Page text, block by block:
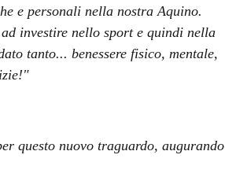
e personali nella nostra Aquino.
investire nello sport e quindi nella
tanto... benessere fisico, mentale,
questo nuovo traguardo, augurando